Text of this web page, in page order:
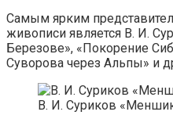
Самым ярким
живописи является В. И.
Березове», «Покорение
Суворова через Альпы» и
В. И. Суриков